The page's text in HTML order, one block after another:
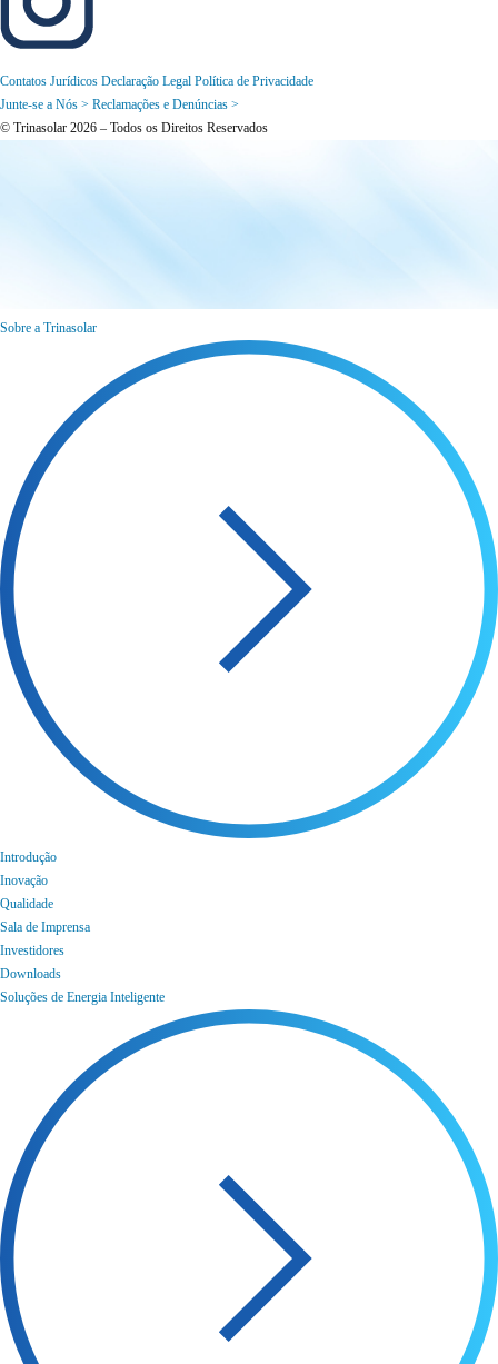
Contatos Jurídicos Declaração Legal Política de Privacidade
Junte-se a Nós > Reclamações e Denúncias >
© Trinasolar 2026 – Todos os Direitos Reservados
Sobre a Trinasolar
Introdução
Inovação
Qualidade
Sala de Imprensa
Investidores
Downloads
Soluções de Energia Inteligente